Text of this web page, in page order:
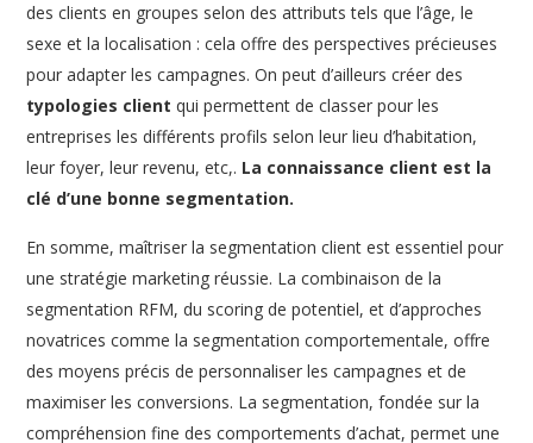
des clients en groupes selon des attributs tels que l’âge, le
sexe et la localisation : cela offre des perspectives précieuses
pour adapter les campagnes. On peut d’ailleurs créer des
typologies client qui permettent de classer pour les
entreprises les différents profils selon leur lieu d’habitation,
leur foyer, leur revenu, etc,. La connaissance client est la
clé d’une bonne segmentation.
En somme, maîtriser la segmentation client est essentiel pour
une stratégie marketing réussie. La combinaison de la
segmentation RFM, du scoring de potentiel, et d’approches
novatrices comme la segmentation comportementale, offre
des moyens précis de personnaliser les campagnes et de
maximiser les conversions. La segmentation, fondée sur la
compréhension fine des comportements d’achat, permet une